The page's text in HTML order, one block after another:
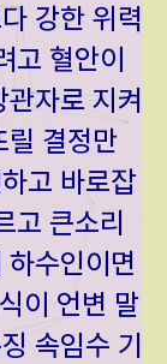
강한 위력
고 혈안이
자로 지켜
릴 결정만
고 바로잡
고 큰소리
수인이면
이 언변 말
속임수 기